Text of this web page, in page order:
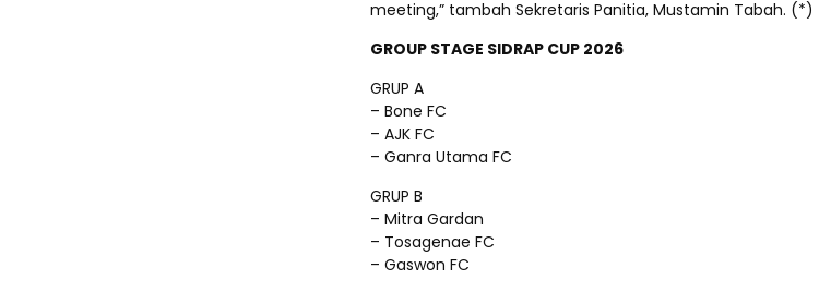
meeting,” tambah Sekretaris Panitia, Mustamin Tabah. (*)
GROUP STAGE SIDRAP CUP 2026
GRUP A
– Bone FC
– AJK FC
– Ganra Utama FC
GRUP B
– Mitra Gardan
– Tosagenae FC
– Gaswon FC